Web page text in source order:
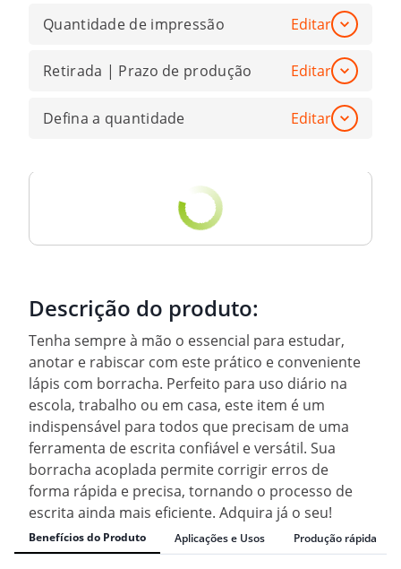
Quantidade de impressão Editar
Retirada | Prazo de produção Editar
Defina a quantidade Editar
Descrição do produto:
Tenha sempre à mão o essencial para estudar,
anotar e rabiscar com este prático e conveniente
lápis com borracha. Perfeito para uso diário na
escola, trabalho ou em casa, este item é um
indispensável para todos que precisam de uma
ferramenta de escrita confiável e versátil. Sua
borracha acoplada permite corrigir erros de
forma rápida e precisa, tornando o processo de
escrita ainda mais eficiente. Adquira já o seu!
Benefícios do Produto Aplicações e Usos Produção rápida